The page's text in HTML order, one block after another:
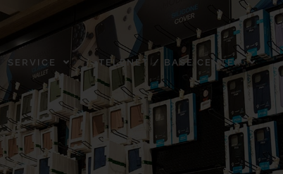
SERVICE TELENET / BASE CENTER